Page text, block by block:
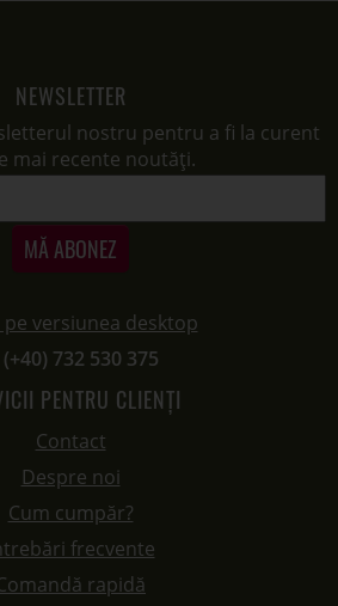
NEWSLETTER
nostru pentru a fi la curent
mai recente noutăți.
MĂ ABONEZ
versiunea desktop
(+40) 732 530 375
PENTRU CLIENȚI
Contact
Despre noi
Cum cumpăr?
frecvente
rapidă